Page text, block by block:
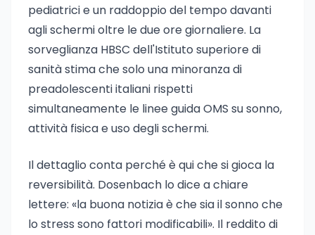
pediatrici e un raddoppio del tempo davanti
agli schermi oltre le due ore giornaliere. La
sorveglianza HBSC dell'Istituto superiore di
sanità stima che solo una minoranza di
preadolescenti italiani rispetti
simultaneamente le linee guida OMS su sonno,
attività fisica e uso degli schermi.
Il dettaglio conta perché è qui che si gioca la
reversibilità. Dosenbach lo dice a chiare
lettere: «la buona notizia è che sia il sonno che
lo stress sono fattori modificabili». Il reddito di